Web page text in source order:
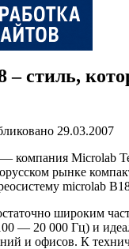
– стиль,
29.03.2007
— компания Microlab
рынке
microlab
широким
— 20 000 Гц) и
и офисов. К